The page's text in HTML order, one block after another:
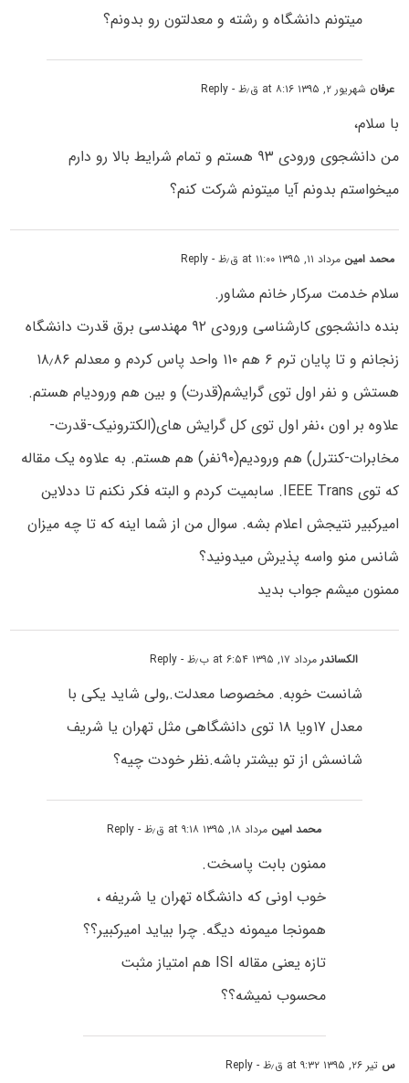
میتونم دانشگاه و رشته و معدلتون رو بدونم؟
عرفان شهریور ۲, ۱۳۹۵ at ۸:۱۶ ق٫ظ - Reply
با سلام،
من دانشجوی ورودی ۹۳ هستم و تمام شرایط بالا رو دارم
میخواستم بدونم آیا میتونم شرکت کنم؟
محمد امین مرداد ۱۱, ۱۳۹۵ at ۱۱:۰۰ ق٫ظ - Reply
سلام خدمت سرکار خانم مشاور.
بنده دانشجوی کارشناسی ورودی ۹۲ مهندسی برق قدرت دانشگاه
زنجانم و تا پایان ترم ۶ هم ۱۱۰ واحد پاس کردم و معدلم ۱۸٫۸۶
هستش و نفر اول توی گرایشم(قدرت) و بین هم ورودیام هستم.
علاوه بر اون ،نفر اول توی کل گرایش های(الکترونیک-قدرت-
مخابرات-کنترل) هم ورودیم(۹۰نفر) هم هستم. به علاوه یک مقاله
که توی IEEE Trans. سابمیت کردم و البته فکر نکنم تا ددلاین
امیرکبیر نتیجش اعلام بشه. سوال من از شما اینه که تا چه میزان
شانس منو واسه پذیرش میدونید؟
ممنون میشم جواب بدید
الکساندرمرداد ۱۷, ۱۳۹۵ at ۶:۵۴ ب٫ظ - Reply
شانست خوبه. مخصوصا معدلت.,ولی شاید یکی با
معدل ۱۷ویا ۱۸ توی دانشگاهی مثل تهران یا شریف
شانسش از تو بیشتر باشه.نظر خودت چیه؟
محمد امین مرداد ۱۸, ۱۳۹۵ at ۹:۱۸ ق٫ظ - Reply
ممنون بابت پاسخت.
خوب اونی که دانشگاه تهران یا شریفه ،
همونجا میمونه دیگه. چرا بیاید امیرکبیر؟؟
تازه یعنی مقاله ISI هم امتیاز مثبت
محسوب نمیشه؟؟
س تیر ۲۶, ۱۳۹۵ at ۹:۳۲ ق٫ظ - Reply